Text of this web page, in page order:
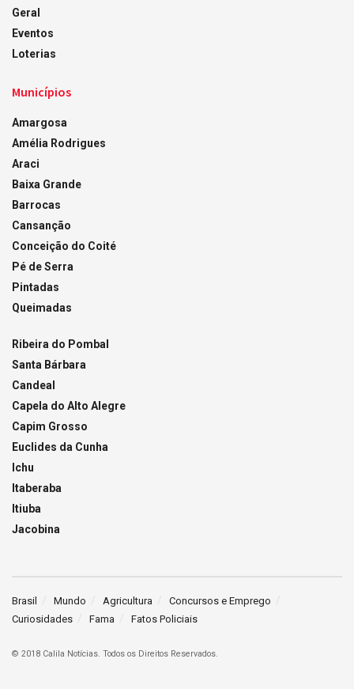
Geral
Eventos
Loterias
Municípios
Amargosa
Amélia Rodrigues
Araci
Baixa Grande
Barrocas
Cansanção
Conceição do Coité
Pé de Serra
Pintadas
Queimadas
Ribeira do Pombal
Santa Bárbara
Candeal
Capela do Alto Alegre
Capim Grosso
Euclides da Cunha
Ichu
Itaberaba
Itiuba
Jacobina
Brasil Mundo Agricultura
Concursos e Emprego
Curiosidades
Fama Fatos Policiais
© 2018 Calila Notícias. Todos os Direitos Reservados.